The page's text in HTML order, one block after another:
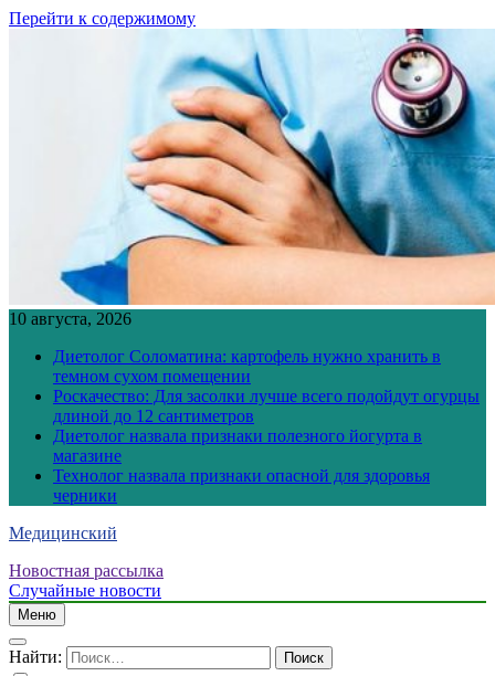
Перейти к содержимому
10 августа, 2026
Диетолог Соломатина: картофель нужно хранить в
темном сухом помещении
Роскачество: Для засолки лучше всего подойдут огурцы
длиной до 12 сантиметров
Диетолог назвала признаки полезного йогурта в
магазине
Технолог назвала признаки опасной для здоровья
черники
Медицинский
Новостная рассылка
Случайные новости
Меню
Найти: